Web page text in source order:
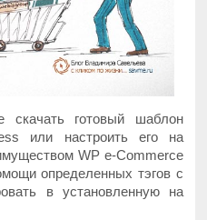
готовый шаблон
или настроить его на
WP e-Commerce
определенных тэгов с
в установленную на